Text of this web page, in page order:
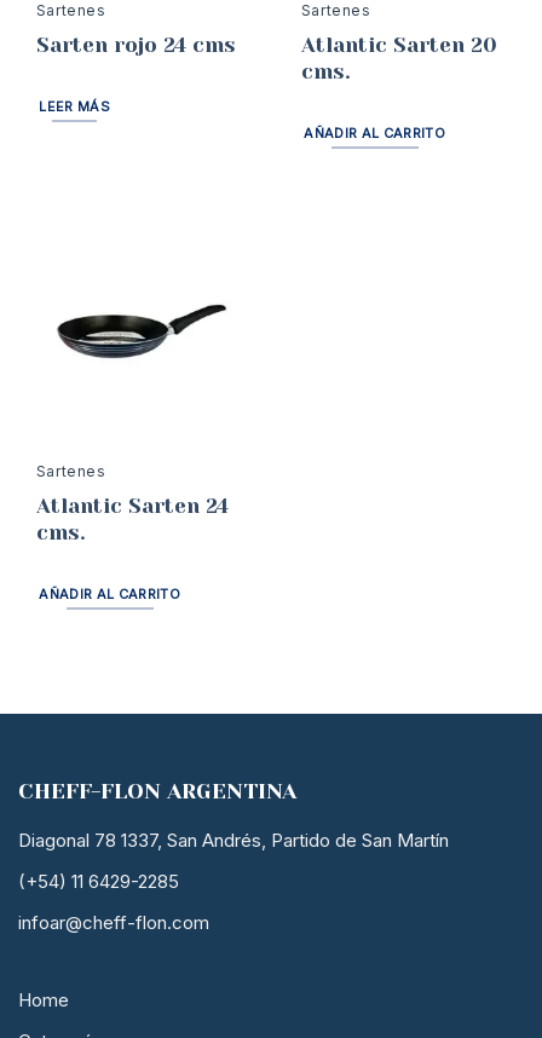
Sartenes
Sarten rojo 24 cms
LEER MÁS
Sartenes
Atlantic Sarten 20
cms.
AÑADIR AL CARRITO
Sartenes
Atlantic Sarten 24
cms.
AÑADIR AL CARRITO
CHEFF-FLON ARGENTINA
Diagonal 78 1337, San Andrés, Partido de San Martín
(+54) 11 6429-2285
infoar@cheff-flon.com
Home